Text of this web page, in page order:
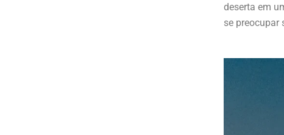
deserta em
se preocupar